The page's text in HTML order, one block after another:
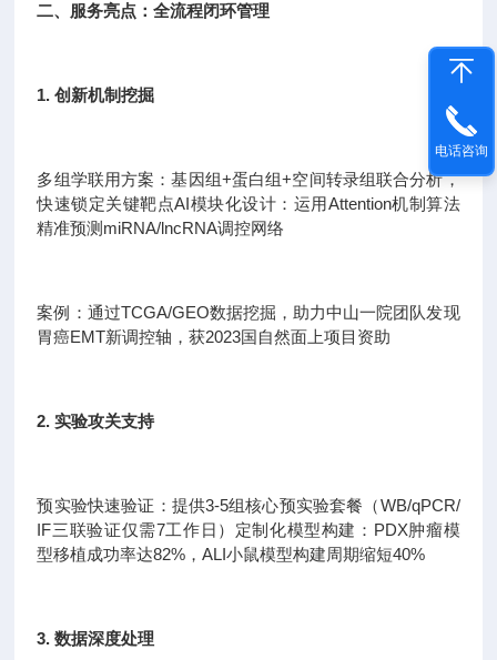
二、服务亮点：全流程闭环管理
1. 创新机制挖掘
多组学联用方案：基因组+蛋白组+空间转录组联合分析，
快速锁定关键靶点AI模块化设计：运用Attention机制算法
精准预测miRNA/lncRNA调控网络
案例：通过TCGA/GEO数据挖掘，助力中山一院团队发现
胃癌EMT新调控轴，获2023国自然面上项目资助
2. 实验攻关支持
预实验快速验证：提供3-5组核心预实验套餐（WB/qPCR/
IF三联验证仅需7工作日）定制化模型构建：PDX肿瘤模
型移植成功率达82%，ALI小鼠模型构建周期缩短40%
3. 数据深度处理
电话咨询